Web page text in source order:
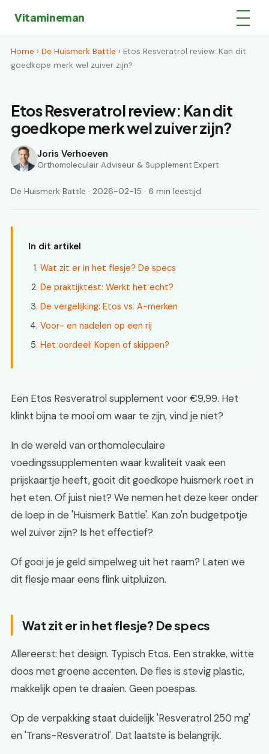
Vitamineman
Home › De Huismerk Battle › Etos Resveratrol review: Kan dit
goedkope merk wel zuiver zijn?
Etos Resveratrol review: Kan dit
goedkope merk wel zuiver zijn?
Joris Verhoeven
Orthomoleculair Adviseur & Supplement Expert
De Huismerk Battle · 2026-02-15 · 6 min leestijd
In dit artikel
Wat zit er in het flesje? De specs
De praktijktest: Werkt het echt?
De vergelijking: Etos vs. A-merken
Voor- en nadelen op een rij
Het oordeel: Kopen of skippen?
Een Etos Resveratrol supplement voor €9,99. Het
klinkt bijna te mooi om waar te zijn, vind je niet?
In de wereld van orthomoleculaire
voedingssupplementen waar kwaliteit vaak een
prijskaartje heeft, gooit dit goedkope huismerk roet in
het eten. Of juist niet? We nemen het deze keer onder
de loep in de 'Huismerk Battle'. Kan zo'n budgetpotje
wel zuiver zijn? Is het effectief?
Of gooi je je geld simpelweg uit het raam? Laten we
dit flesje maar eens flink uitpluizen.
Wat zit er in het flesje? De specs
Allereerst: het design. Typisch Etos. Een strakke, witte
doos met groene accenten. De fles is stevig plastic,
makkelijk open te draaien. Geen poespas.
Op de verpakking staat duidelijk 'Resveratrol 250 mg'
en 'Trans-Resveratrol'. Dat laatste is belangrijk.